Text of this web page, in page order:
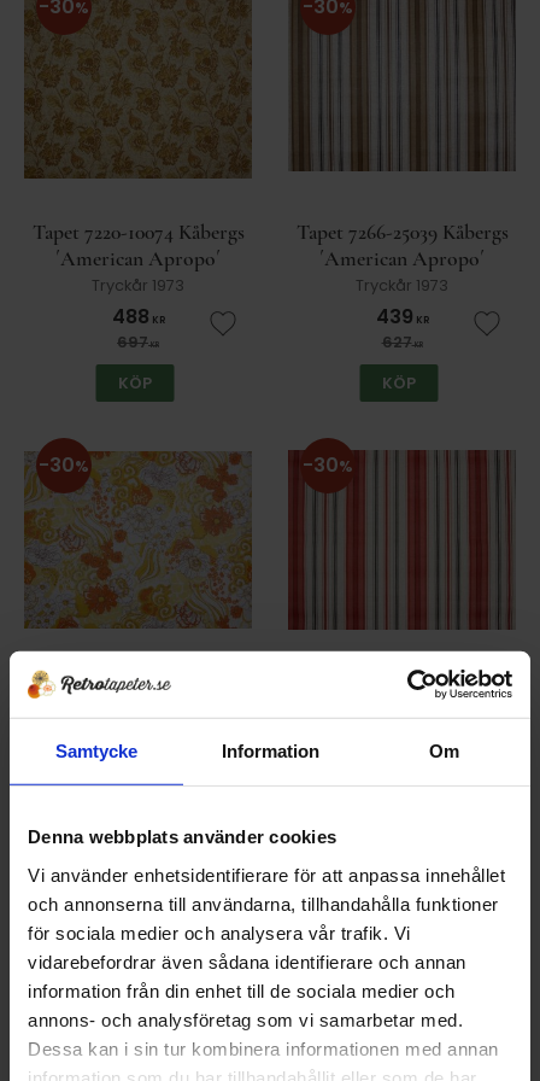
Samtycke Information Om
Denna webbplats använder cookies
Vi använder enhetsidentifierare för att anpassa innehållet
och annonserna till användarna, tillhandahålla funktioner
för sociala medier och analysera vår trafik. Vi
vidarebefordrar även sådana identifierare och annan
information från din enhet till de sociala medier och
annons- och analysföretag som vi samarbetar med.
Dessa kan i sin tur kombinera informationen med annan
Tapet 7220-10074 Kåbergs
´American Apropo´
Tryckår 1973
488 KR
697KR
30%
Lägg till i favoriter
KÖP
Tapet 7266-25039 Kåbergs
´American Apropo´
Tryckår 1973
439 KR
627KR
30%
Lägg
KÖP
Tapet 7305-10062 Kåbergs
´American Apropo´
Tryckår 1973
30%
Lägg till i favoriter
KÖP
Tapet 7406-13223 Kåbergs
´American Apropo´
Tryckår 1979
30%
Lägg
% 30 %